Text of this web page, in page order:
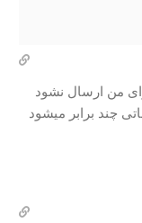
من ارسال نشود
تبلیغاتی چند برابر میشود